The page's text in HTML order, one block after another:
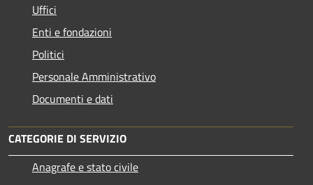
Uffici
Enti e fondazioni
Politici
Personale Amministrativo
Documenti e dati
CATEGORIE DI SERVIZIO
Anagrafe e stato civile